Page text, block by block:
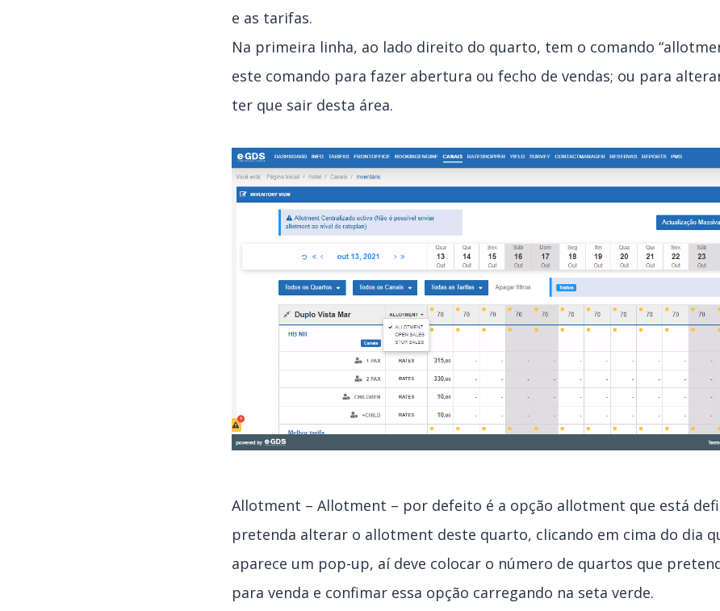
e as tarifas.
Na primeira linha, ao lado direito do quarto, tem o comando
este comando para fazer abertura ou fecho de vendas; ou para
ter que sair desta área.
Allotment – Allotment – por defeito é a opção allotment que está
pretenda alterar o allotment deste quarto, clicando em cima do dia
aparece um pop-up, aí deve colocar o número de quartos que
para venda e confimar essa opção carregando na seta verde.